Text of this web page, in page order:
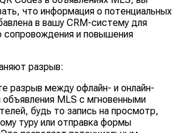
что информация о потенциальных
в вашу CRM-систему для
сопровождения и повышения
разрыв:
разрыв между офлайн- и онлайн-
MLS с мгновенными
будь то запись на просмотр,
туру или отправка формы